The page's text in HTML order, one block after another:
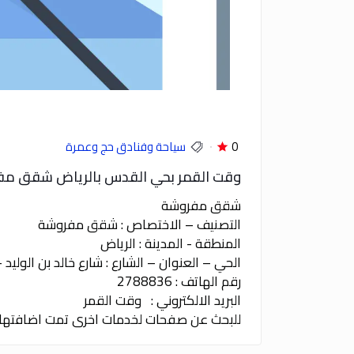
0 سياحة وفنادق حج وعمرة
وقت القمر بحي القدس بالرياض شقق
شقق مفروشة
التصنيف – الاختصاص : شقق مفروشة
المنطقة - المدينة : الرياض
الحي – العنوان – الشارع : شارع خالد بن
رقم الهاتف : 2788836
البريد الالكتروني : وقت القمر
للبحث عن صفحات لخدمات اخرى تمت